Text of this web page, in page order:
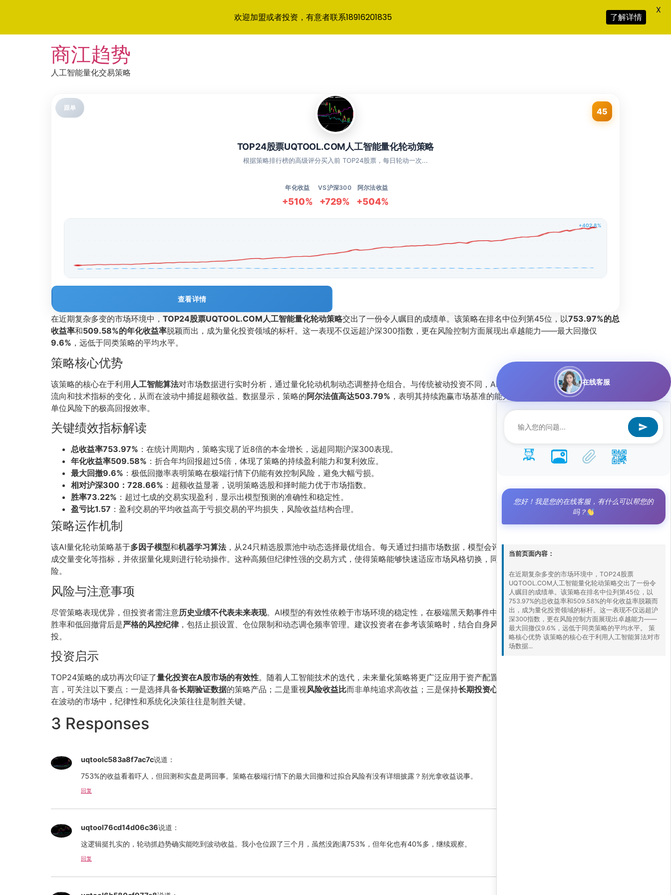
商江趋势
人工智能量化交易策略
跟单 45
TOP24股票UQTOOL.COM人工智能量化轮动策略
根据策略排行榜的高级评分买入前 TOP24股票，每日轮动一次...
年化收益
+510%
VS沪深300
+729%
阿尔法收益
+504%
+402.8%
查看详情
在近期复杂多变的市场环境中， TOP24股票UQTOOL.COM人工智能量化轮动策略交出了一份令人瞩目的成绩单。该策略在排名中位列第45位，以753.97%的总
收益率和509.58%的年化收益率脱颖而出，成为量化投资领域的标杆。这一表现不仅远超沪深300指数，更在风险控制方面展现出卓越能力——最大回撤仅
9.6% ，远低于同类策略的平均水平。
策略核心优势
该策略的核心在于利用 人工智能算法对市场数据进行实时分析，通过量化轮动机制动态调整持仓组合。与传统被动投资不同，AI模型能够快速识别市场情绪、资金
流向和技术指标的变化，从而在波动中捕捉超额收益。数据显示，策略的阿尔法值高达503.79% ，表明其持续跑赢市场基准的能力；而 夏普比率27.032
单位风险下的极高回报效率。
关键绩效指标解读
总收益率753.97% ：在统计周期内，策略实现了近8倍的本金增长，远超同期沪深300表现。
年化收益率509.58% ：折合年均回报超过5倍，体现了策略的持续盈利能力和复利效应。
最大回撤9.6% ：极低回撤率表明策略在极端行情下仍能有效控制风险，避免大幅亏损。
相对沪深300：728.66% ：超额收益显著，说明策略选股和择时能力优于市场指数。
胜率73.22% ：超过七成的交易实现盈利，显示出模型预测的准确性和稳定性。
盈亏比1.57 ：盈利交易的平均收益高于亏损交易的平均损失，风险收益结构合理。
策略运作机制
该AI量化轮动策略基于多因子模型和机器学习算法，从24只精选股票池中动态选择最优组合。每天通过扫描市场数据，模型会评估每只股票的短期动量、波动率、
成交量变化等指标，并依据量化规则进行轮动操作。这种高频但纪律性强的交易方式，使得策略能够快速适应市场风格切换，同时通过分散持仓降低单一股票风
险。
风险与注意事项
尽管策略表现优异，但投资者需注意历史业绩不代表未来表现。AI模型的有效性依赖于市场环境的稳定性，在极端黑天鹅事件中可能面临回撤放大风险。此外，高
胜率和低回撤背后是严格的风控纪律，包括止损设置、仓位限制和动态调仓频率管理。建议投资者在参考该策略时，结合自身风险承受能力进行配置，避免盲目跟
投。
投资启示
TOP24策略的成功再次印证了量化投资在A股市场的有效性。随着人工智能技术的迭代，未来量化策略将更广泛应用于资产配置和风险管理。对于普通投资者而
言，可关注以下要点：一是选择具备长期验证数据的策略产品；二是重视风险收益比而非单纯追求高收益；三是保持长期投资心态
在波动的市场中，纪律性和系统化决策往往是制胜关键。
3 Responses
uqtoolc583a8f7ac7c说道：
753%的收益看着吓人，但回测和实盘是两回事。策略在极端行情下的最大回撤和过拟合风险有没有详细披露？别光拿收益说事。
回复
uqtool76cd14d06c36说道：
这逻辑挺扎实的，轮动抓趋势确实能吃到波动收益。我小仓位跟了三个月，虽然没跑满753%，但年化也有40%多，继续观察。
回复
欢迎加盟或者投资，有意者联系18916201835 了解详情
X
在线客服
您好！我是您的在线客服，有什么可以帮您的
吗？
当前页面内容：
在近期复杂多变的市场环境中，TOP24股票
UQTOOL.COM人工智能量化轮动策略交出了一份令
人瞩目的成绩单。该策略在排名中位列第45位，以
753.97%的总收益率和509.58%的年化收益率脱颖而
出，成为量化投资领域的标杆。这一表现不仅远超沪
深300指数，更在风险控制方面展现出卓越能力——
最大回撤仅9.6%，远低于同类策略的平均水平。 策
略核心优势 该策略的核心在于利用人工智能算法对市
场数据...